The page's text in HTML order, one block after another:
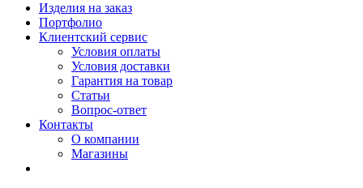
Изделия на заказ
Портфолио
Клиентский сервис
Условия оплаты
Условия доставки
Гарантия на товар
Статьи
Вопрос-ответ
Контакты
О компании
Магазины